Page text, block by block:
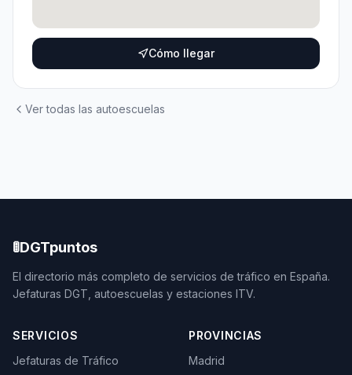
Cómo llegar
Ver todas las autoescuelas
🚦DGTpuntos
El directorio más completo de servicios de tráfico en España.
Jefaturas DGT, autoescuelas y estaciones ITV.
SERVICIOS
Jefaturas de Tráfico
PROVINCIAS
Madrid